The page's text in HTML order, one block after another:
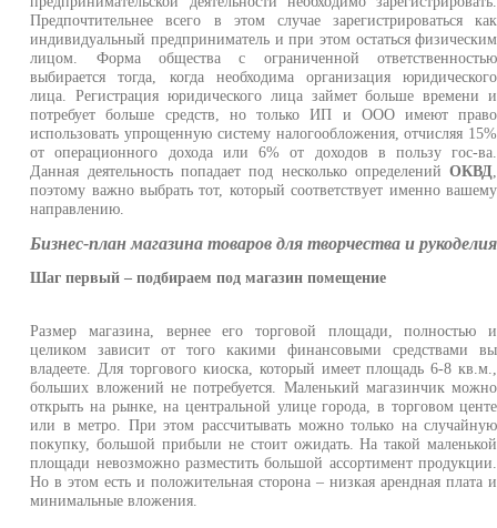
Предпочтительнее всего в этом случае зарегистрироваться как
индивидуальный предприниматель и при этом остаться физическим
лицом. Форма общества с ограниченной ответственностью
выбирается тогда, когда необходима организация юридического
лица. Регистрация юридического лица займет больше времени и
потребует больше средств, но только ИП и ООО имеют право
использовать упрощенную систему налогообложения, отчисляя 15%
от операционного дохода или 6% от доходов в пользу гос-ва.
Данная деятельность попадает под несколько определенийОКВД,
поэтому важно выбрать тот, который соответствует именно вашему
направлению.
Бизнес-план магазина товаров для творчества и рукоделия
Шаг первый – подбираем под магазин помещение
Размер магазина, вернее его торговой площади, полностью и
целиком зависит от того какими финансовыми средствами вы
владеете. Для торгового киоска, который имеет площадь 6-8 кв.м.,
больших вложений не потребуется. Маленький магазинчик можно
открыть на рынке, на центральной улице города, в торговом центе
или в метро. При этом рассчитывать можно только на случайную
покупку, большой прибыли не стоит ожидать. На такой маленькой
площади невозможно разместить большой ассортимент продукции.
Но в этом есть и положительная сторона – низкая арендная плата и
минимальные вложения.